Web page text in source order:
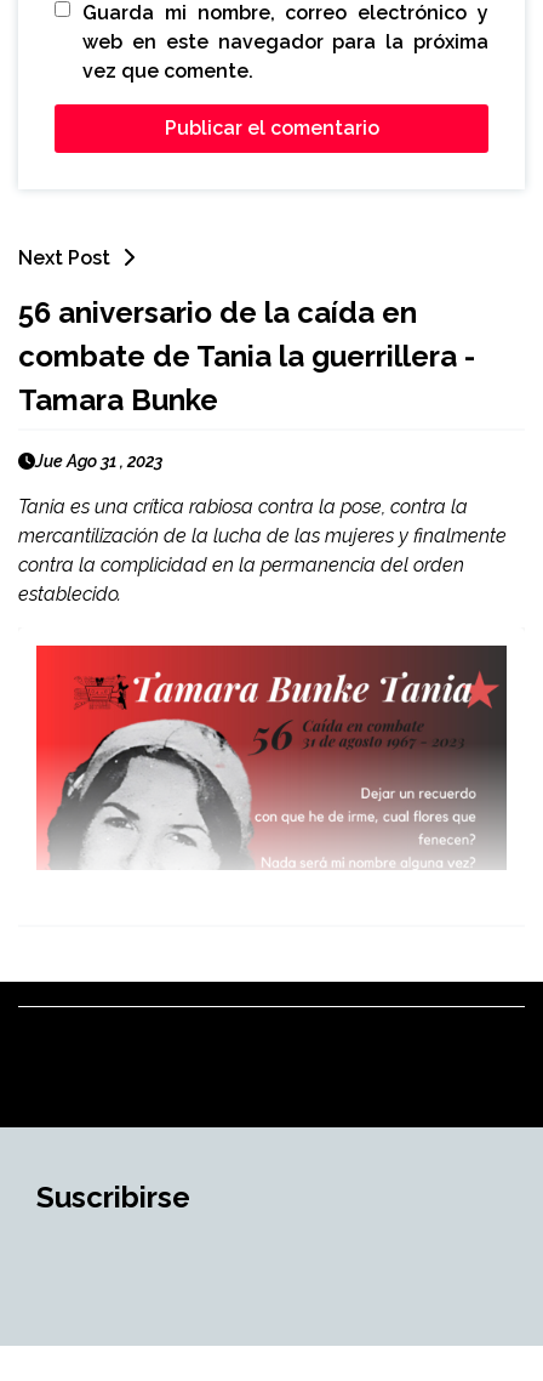
Guarda mi nombre, correo electrónico y
web en este navegador para la próxima
vez que comente.
Next Post
56 aniversario de la caída en
combate de Tania la guerrillera -
Tamara Bunke
Jue Ago 31 , 2023
Tania es una crítica rabiosa contra la pose, contra la
mercantilización de la lucha de las mujeres y finalmente
contra la complicidad en la permanencia del orden
establecido.
Suscribirse